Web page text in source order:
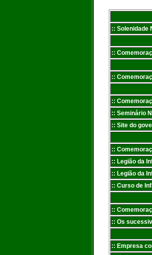
:: Solenidade
::
::
::
:: Seminário
:: Site do
::
:: Legião da
:: Legião da
:: Curso de
::
:: Os
:: Empresa